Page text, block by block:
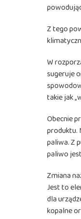
Z tego
W
sugeruje
takie jak
Obecnie
produktu.
paliwa. Z
paliwo
Zmiana
Jest to
dla
kopalne